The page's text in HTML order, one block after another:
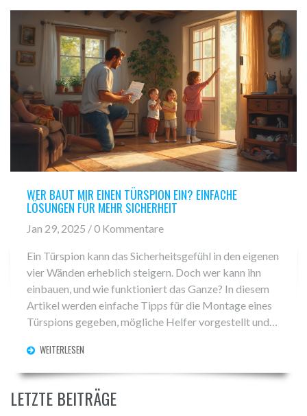
WER BAUT MIR EINEN TÜRSPION EIN? EINFACHE
LÖSUNGEN FÜR MEHR SICHERHEIT
Jan 29, 2025 / 0 Kommentare
Ein Türspion kann das Sicherheitsgefühl in den eigenen
vier Wänden erheblich steigern. Doch wer kann ihn
einbauen, und wie funktioniert das Ganze? In diesem
Artikel werden einfache Tipps für die Montage eines
Türspions gegeben, mögliche Helfer vorgestellt und
Türspions gegeben. So erhalten Sie schnell einen
Überblick, wie ein solcher Einbau problemlos gelingen
WEITERLESEN
LETZTE BEITRÄGE